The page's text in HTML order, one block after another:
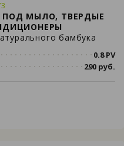
ПОД МЫЛО, ТВЕРДЫЕ
бамбука
0.8 PV
290 руб.